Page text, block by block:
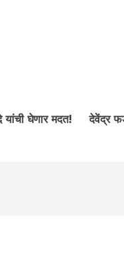
यांची घेणार मदत!
देवेंद्र